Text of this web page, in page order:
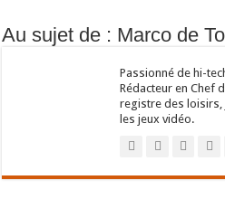
Au sujet de : Marco de
Passionné de hi-
Rédacteur en Chef
registre des loisirs,
les jeux vidéo.